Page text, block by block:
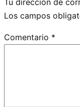
Tu dirección de
Los campos
Comentario *